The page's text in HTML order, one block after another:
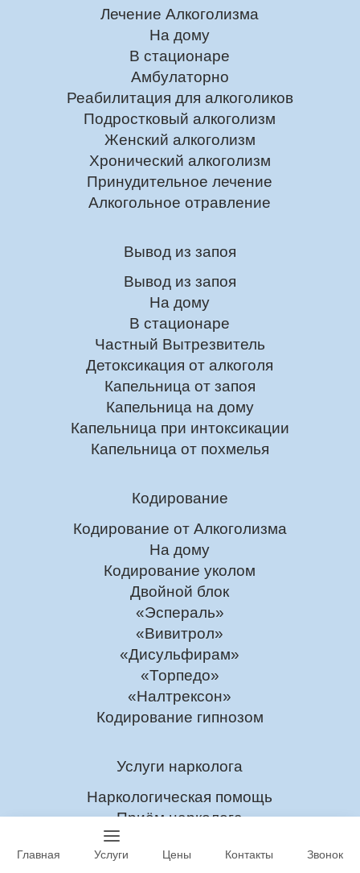
Лечение Алкоголизма
На дому
В стационаре
Амбулаторно
Реабилитация для алкоголиков
Подростковый алкоголизм
Женский алкоголизм
Хронический алкоголизм
Принудительное лечение
Алкогольное отравление
Вывод из запоя
Вывод из запоя
На дому
В стационаре
Частный Вытрезвитель
Детоксикация от алкоголя
Капельница от запоя
Капельница на дому
Капельница при интоксикации
Капельница от похмелья
Кодирование
Кодирование от Алкоголизма
На дому
Кодирование уколом
Двойной блок
«Эспераль»
«Вивитрол»
«Дисульфирам»
«Торпедо»
«Налтрексон»
Кодирование гипнозом
Услуги нарколога
Наркологическая помощь
Приём нарколога
Консультация нарколога
Нарколог на дом
Главная Услуги Цены Контакты Звонок